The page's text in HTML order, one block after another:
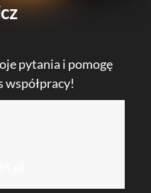
pytania i pomogę
współpracy!